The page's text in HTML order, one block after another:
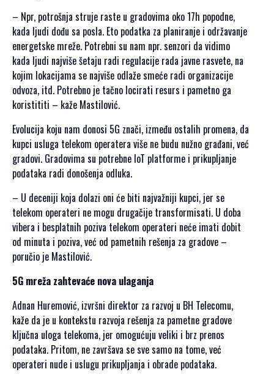
PRIJAVA
ZA
SAMIT
SRPSKI JEZIK
ENGLISH
– Npr, potrošnja struje raste u gradovima oko 17h popodne,
kada ljudi dođu sa posla. Eto podatka za planiranje i održavanje
energetske mreže. Potrebni su nam npr. senzori da vidimo
kada ljudi najviše šetaju radi regulacije rada javne rasvete, na
kojim lokacijama se najviše odlaže smeće radi organizacije
odvoza, itd. Potrebno je tačno locirati resurs i pametno ga
koristititi – kaže Mastilović.
Evolucija koju nam donosi 5G znači, između ostalih promena, da
kupci usluga telekom operatera više ne budu nužno građani, već
gradovi. Gradovima su potrebne IoT platforme i prikupljanje
podataka radi donošenja odluka.
– U deceniji koja dolazi oni će biti najvažniji kupci, jer se
telekom operateri ne mogu drugačije transformisati. U doba
vibera i besplatnih poziva telekom operateri neće imati dobit
od minuta i poziva, već od pametnih rešenja za gradove –
poručio je Mastilović.
5G mreža zahtevaće nova ulaganja
Adnan Huremović, izvršni direktor za razvoj u BH Telecomu,
kaže da je u kontekstu razvoja rešenja za pametne gradove
ključna uloga telekoma, jer omogućuju veliki i brz prenos
podataka. Pritom, ne završava se sve samo na tome, već
operateri nude i uslugu prikupljanja i obrade podataka.